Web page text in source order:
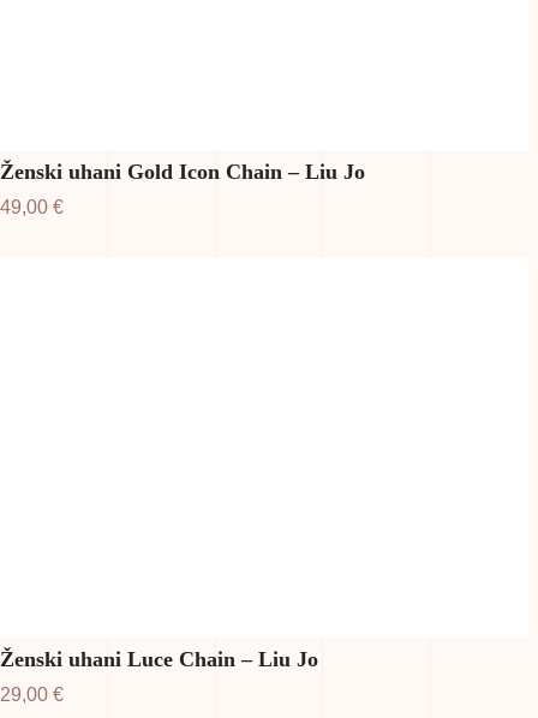
Ženski uhani Gold Icon Chain – Liu Jo
49,00 €
Ženski uhani Luce Chain – Liu Jo
29,00 €